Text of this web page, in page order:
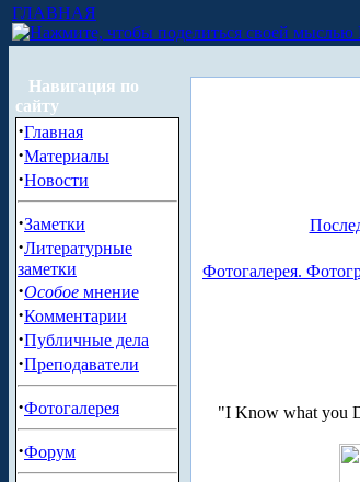
ГЛАВНАЯ
Навигация по
сайту
·Главная
·Материалы
·Новости
·Заметки
·Литературные
заметки
·Особое мнение
·Комментарии
·Публичные дела
·Преподаватели
·Фотогалерея
·Форум
Фотогалерея.
"I Know what you